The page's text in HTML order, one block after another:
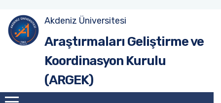
Akdeniz Üniversitesi
Araştırmaları Geliştirme ve
Koordinasyon Kurulu
(ARGEK)
Site Anasayfa
Üniversite Anasayfa
Tanıtım
Misyon & Vizyon
Organizasyon Şeması
Hedef ve Öneriler (2017-2020)
Hedef ve Öneriler (2020-2023)
Hedef ve Öneriler (2023-2026)
Tanıtım
Birim AGEK'leri
Çalışma Esasları